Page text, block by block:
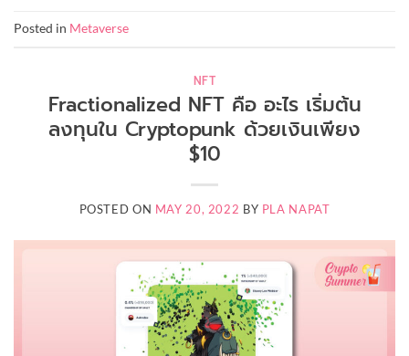
Posted in Metaverse
NFT
Fractionalized NFT คือ อะไร เริ่มต้น
ลงทุนใน Cryptopunk ด้วยเงินเพียง
$10
POSTED ON MAY 20, 2022 BY PLA NAPAT